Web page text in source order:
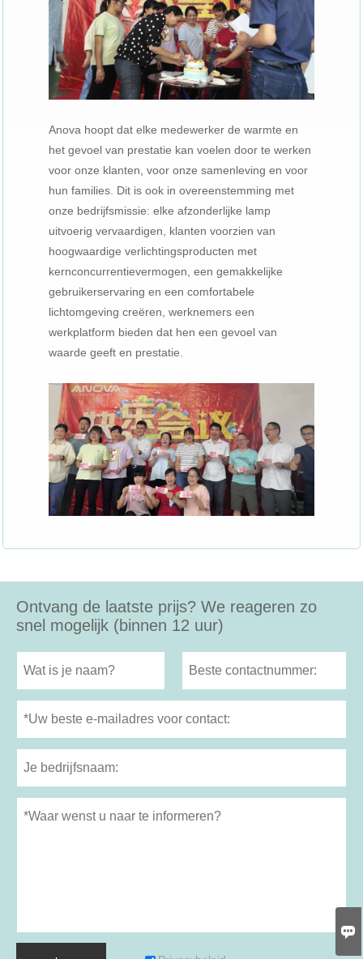
Anova hoopt dat elke medewerker de warmte en
het gevoel van prestatie kan voelen door te werken
voor onze klanten, voor onze samenleving en voor
hun families. Dit is ook in overeenstemming met
onze bedrijfsmissie: elke afzonderlijke lamp
uitvoerig vervaardigen, klanten voorzien van
hoogwaardige verlichtingsproducten met
kernconcurrentievermogen, een gemakkelijke
gebruikerservaring en een comfortabele
lichtomgeving creëren, werknemers een
werkplatform bieden dat hen een gevoel van
waarde geeft en prestatie.
Ontvang de laatste prijs? We reageren zo
snel mogelijk (binnen 12 uur)
